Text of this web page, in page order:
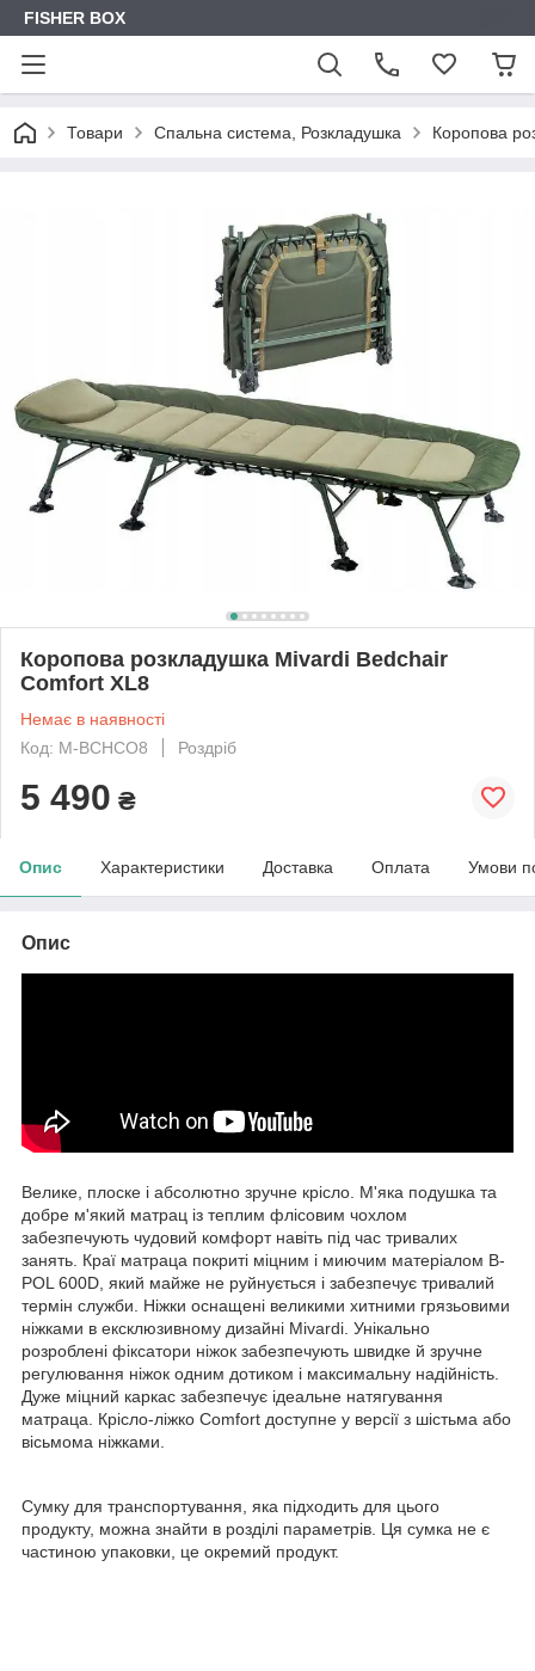
FISHER BOX
Товари Спальна система, Розкладушка Коропова
Коропова розкладушка Mivardi Bedchair
Comfort XL8
Немає в наявності
Код: M-BCHCO8
Роздріб
5 490 ₴
Опис Характеристики Доставка Оплата Умови
Опис
Велике, плоске і абсолютно зручне крісло. М'яка подушка та
добре м'який матрац із теплим флісовим чохлом
забезпечують чудовий комфорт навіть під час тривалих
занять. Краї матраца покриті міцним і миючим матеріалом B-
POL 600D, який майже не руйнується і забезпечує тривалий
термін служби. Ніжки оснащені великими хитними грязьовими
ніжками в ексклюзивному дизайні Mivardi. Унікально
розроблені фіксатори ніжок забезпечують швидке й зручне
регулювання ніжок одним дотиком і максимальну надійність.
Дуже міцний каркас забезпечує ідеальне натягування
матраца. Крісло-ліжко Comfort доступне у версії з шістьма або
вісьмома ніжками.
Сумку для транспортування, яка підходить для цього
продукту, можна знайти в розділі параметрів. Ця сумка не є
частиною упаковки, це окремий продукт.